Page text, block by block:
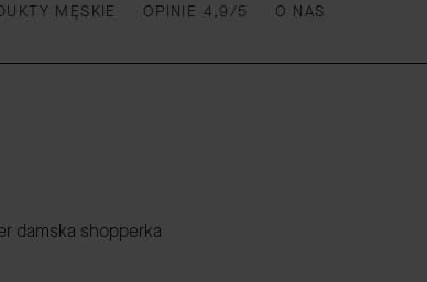
MĘSKIE OPINIE 4,9/5 O NAS
damska shopperka